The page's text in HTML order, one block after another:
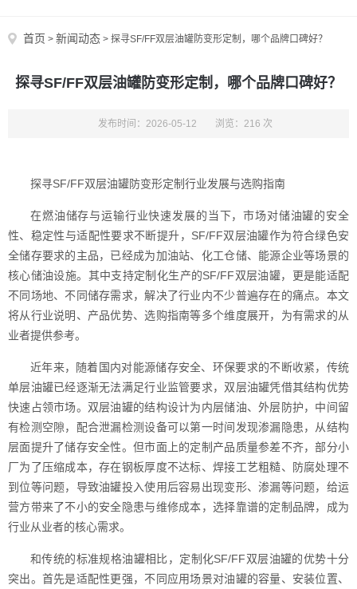
首页 > 新闻动态 > 探寻SF/FF双层油罐防变形定制，哪个品牌口碑好？
探寻SF/FF双层油罐防变形定制，哪个品牌口碑好？
发布时间：2026-05-12 浏览：216 次
探寻SF/FF双层油罐防变形定制行业发展与选购指南
在燃油储存与运输行业快速发展的当下，市场对储油罐的安全
性、稳定性与适配性要求不断提升，SF/FF双层油罐作为符合绿色安
全储存要求的主品，已经成为加油站、化工仓储、能源企业等场景的
核心储油设施。其中支持定制化生产的SF/FF双层油罐，更是能适配
不同场地、不同储存需求，解决了行业内不少普遍存在的痛点。本文
将从行业说明、产品优势、选购指南等多个维度展开，为有需求的从
业者提供参考。
近年来，随着国内对能源储存安全、环保要求的不断收紧，传统
单层油罐已经逐渐无法满足行业监管要求，双层油罐凭借其结构优势
快速占领市场。双层油罐的结构设计为内层储油、外层防护，中间留
有检测空隙，配合泄漏检测设备可以第一时间发现渗漏隐患，从结构
层面提升了储存安全性。但市面上的定制产品质量参差不齐，部分小
厂为了压缩成本，存在钢板厚度不达标、焊接工艺粗糙、防腐处理不
到位等问题，导致油罐投入使用后容易出现变形、渗漏等问题，给运
营方带来了不小的安全隐患与维修成本，选择靠谱的定制品牌，成为
行业从业者的核心需求。
和传统的标准规格油罐相比，定制化SF/FF双层油罐的优势十分
突出。首先是适配性更强，不同应用场景对油罐的容量、安装位置、